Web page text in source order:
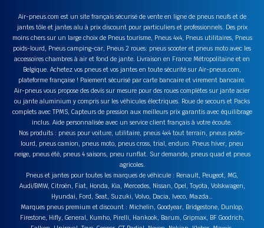
Air-pneus.com est un site français sécurisé de vente en ligne de pneus neufs et de
jantes tôle et jantes alu à prix discount pour particuliers et professionnels. Des prix
moins chers sur un large choix de Pneus tourisme, Pneus 4x4, Pneus utilitaires, Pneus
poids-lourd, Pneus camping-car, Pneus 2 roues: pneus scooter et pneus moto avec les
accessoires chambres à air et fond de jante. Livraison en France Métropolitaine et en
Belgique. Achetez vos pneus et vos jantes en toute sécurité sur Air-pneus.com,
plateforme française ! Paiement sécurisé par carte bancaire et virement bancaire.
Air-pneus vous propose des devis sur mesure pour des roues complètes sur jante acier
ou jante aluminium y compris sur les véhicules électriques. Roue de secours et Packs
complets avec TPMS, Capteurs de pression aux meilleurs prix garantis avec équilibrage
inclus. Aide personnalisée avec un service client français à votre écoute.
Nos produits : pneus pour voiture, utilitaire, pneus 4x4 tout terrain, pneus poids-
lourd, pneus camion, pneus moto, pneus cross, trial, enduro. Pneus hiver, pneu
neige, pneus été, pneus 4 saisons, pneu runflat. Sur demande, pneus quad et pneus
agricoles.
Pneus et jantes pour toutes les marques de véhicule : Renault, Peugeot, MG,
Audi/BMW, Citroën, Fiat, Honda, Kia, Mercedes, Nissan, Opel, Toyota, Volskwagen,
Hyundai, Ford, Seat, Suzuki, Volvo, Dacia, Iveco, Mazda…
Marques pneus premium et discount : Michelin, Goodyear, Bridgestone, Dunlop,
Firestone, Hifly, General, Kumho, Pirelli, Hankook, Barum, Gripmax, BF Goodrich,